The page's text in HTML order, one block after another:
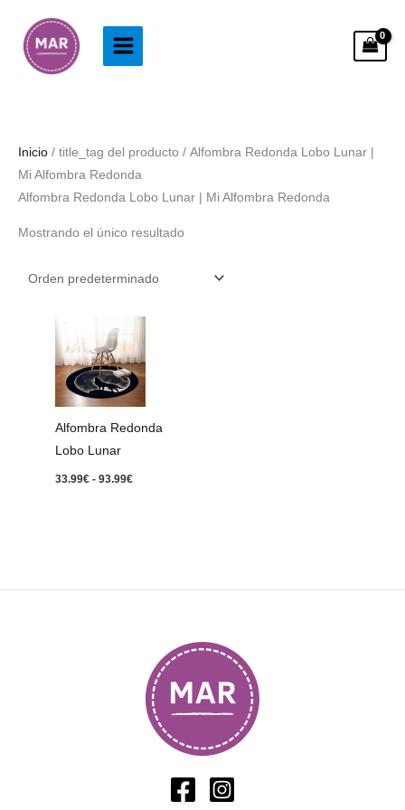
contenido
Inicio / title_tag del producto / Alfombra Redonda Lobo Lunar |
Mi Alfombra Redonda
Alfombra Redonda Lobo Lunar | Mi Alfombra Redonda
Mostrando el único resultado
Alfombra Redonda
Lobo Lunar
33.99€ - 93.99€
precios:
desde
33.99€
hasta
93.99€